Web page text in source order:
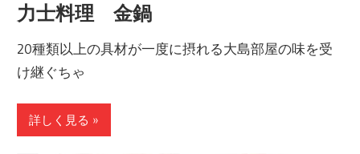
力士料理 金鍋
20種類以上の具材が一度に摂れる大島部屋の味を受
け継ぐちゃ
詳しく見る